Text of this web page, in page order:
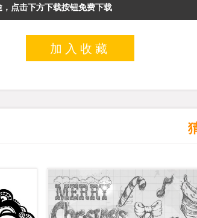
点击下方下载按钮免费下载
加入收藏